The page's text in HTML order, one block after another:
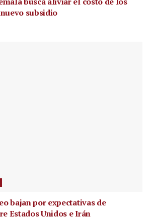
subsidio
bajan por expectativas de
Estados Unidos e Irán